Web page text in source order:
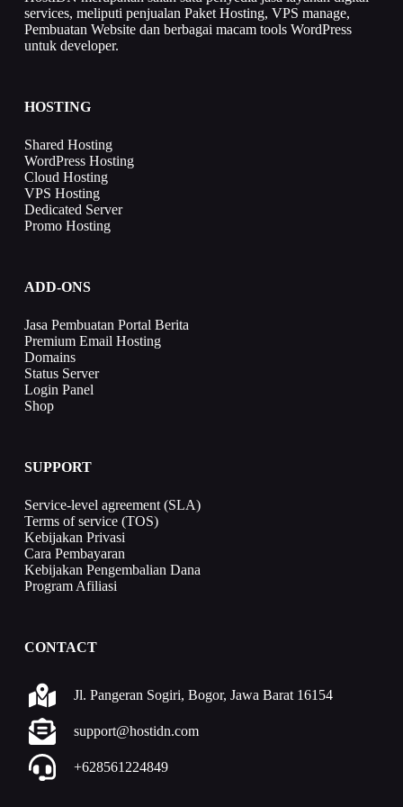
services, meliputi penjualan Paket Hosting, VPS manage,
Pembuatan Website dan berbagai macam tools WordPress
untuk developer.
HOSTING
Shared Hosting
WordPress Hosting
Cloud Hosting
VPS Hosting
Dedicated Server
Promo Hosting
ADD-ONS
Jasa Pembuatan Portal Berita
Premium Email Hosting
Domains
Status Server
Login Panel
Shop
SUPPORT
Service-level agreement (SLA)
Terms of service (TOS)
Kebijakan Privasi
Cara Pembayaran
Kebijakan Pengembalian Dana
Program Afiliasi
CONTACT
Jl. Pangeran Sogiri, Bogor, Jawa Barat 16154
support@hostidn.com
+628561224849